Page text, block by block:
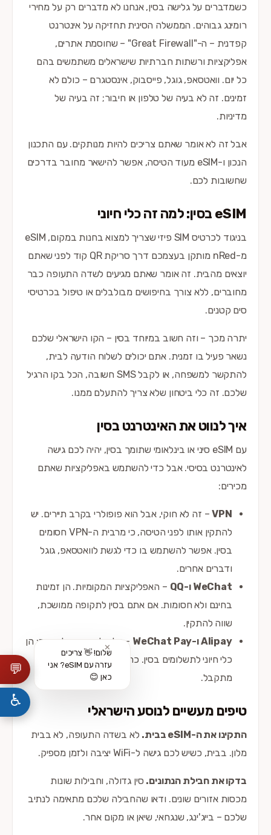
כשמדברים על גלישה בסין, אנחנו לא מדברים רק על מחירי
רומינג גבוהים. הממשלה הסינית תחזיקה על אינטרנט
קפדנית – ה-"Great Firewall" – שחוסמת אתרים,
אפליקציות ורשתות חברתיות שישראלים משתמשים בהם
כל יום. וואטסאפ, גוגל, פייסבוק, אינסטגרם – כולם לא
זמינים. זה לא בעיה של טלפון או חיבור; זה בעיה של
מדיניות.
אבל זה לא אומר שאתם צריכים להיות מנותקים. עם התכנון
הנכון ו-eSIM מעוד הטיסה, אפשר להישאר מחובר בדרכים
שחשובות לכם.
eSIM בסין: למה זה כלי חיוני
בניגוד לכרטיס SIM פיזי שצריך למצוא בחנות במקום, eSIM
מ-nRed מותקן בעצמכם דרך סריקת QR קוד לפני שאתם
יוצאים מהבית. זה אומר שאתם מגיעים לשדה התעופה כבר
מחוברים, ללא צורך בחיפושים מבולבלים או טיפול בכרטיסי
סים קטנים.
יתרה מכך – וזה חשוב במיוחד בסין – הקו הישראלי שלכם
נשאר פעיל בו זמנית. אתם יכולים לשלוח הודעה לבית,
להתקשר למשפחה, או לקבל SMS חשובה, הכל בקו הרגיל
שלכם. זה כלי ביטחון שלא צריך להתעלם ממנו.
איך לנווט את האינטרנט בסין
עם eSIM סיני או בינלאומי שתומך בסין, יהיה לכם גישה
לאינטרנט בסיסי. אבל כדי להשתמש באפליקציות שאתם
מכירים:
VPN– זה לא חוקי, אבל הוא פופולרי בקרב תיירים. יש
להתקין אותו לפני הטיסה, כי מרבית ה-VPN חסומים
בסין. אפשר להשתמש בו כדי לגשת לוואטסאפ, גוגל
ודברים אחרים.
WeChat ו-QQ
– האפליקציות המקומיות. הן זמינות
בחינם ולא חסומות. אם אתם בסין לתקופה ממושכת,
שווה להתקין.
Alipay ו-WeChat Pay
– אלה לא רק אפליקציות; הן
כלי חיוני לתשלומים בסין. כרטיס אשראי זר לעיתים לא
מתקבל.
טיפים מעשיים לנוסע הישראלי
התקינו את ה-eSIM בבית.
לא בשדה התעופה, לא בבית
מלון. בבית, כשיש לכם גישה ל-WiFi יציבה ולזמן מספיק.
בדקו את חבילת הנתונים. סין גדולה, וחבילות שונות
מכסות אזורים שונים. ודאו שהחבילה שלכם מתאימה לנתיב
שלכם – בייג'ינג, שנגחאי, שיאן או מקום אחר.
💬
✕
שלום! 👋 צריכים
עזרה עם eSIM? אני
כאן 😊
♿